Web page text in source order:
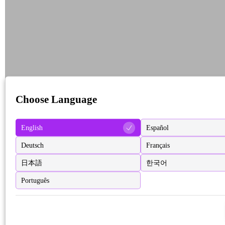
Choose Language
English Español
Deutsch Français
日本語 한국어
Português